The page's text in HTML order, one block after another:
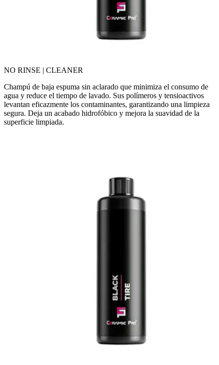
NO RINSE | CLEANER
Champú de baja espuma sin aclarado que minimiza el consumo de
agua y reduce el tiempo de lavado. Sus polímeros y tensioactivos
levantan eficazmente los contaminantes, garantizando una limpieza
segura. Deja un acabado hidrofóbico y mejora la suavidad de la
superficie limpiada.